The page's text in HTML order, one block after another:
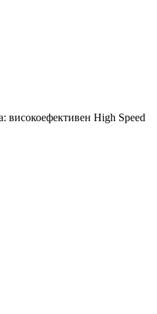
високоефективен High Speed